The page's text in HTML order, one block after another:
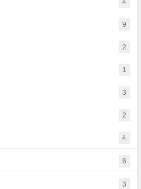
9
2
1
3
2
4
6
3